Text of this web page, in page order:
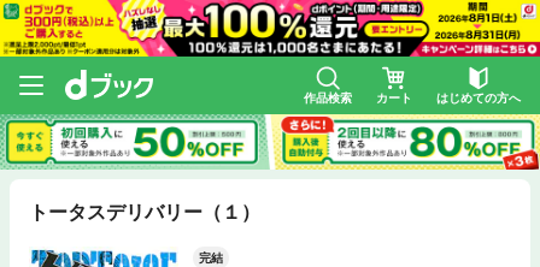
作品検索 カート はじめての方へ
トータスデリバリー（１）
完結